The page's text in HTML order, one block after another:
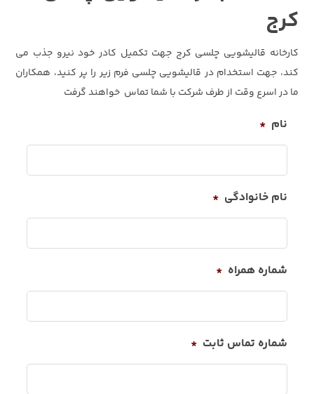
کرج
کارخانه قالیشویی چلسی کرج جهت تکمیل کادر خود نیرو جذب می
کند، جهت استخدام در قالیشویی چلسی فرم زیر را پر کنید، همکاران
ما در اسرع وقت از طرف شرکت با شما تماس خواهند گرفت
نام *
نام خانوادگی *
شماره همراه *
شماره تماس ثابت *